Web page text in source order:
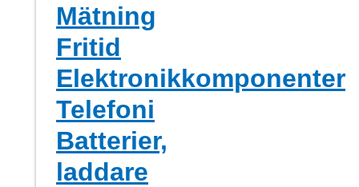
Mätning
Fritid
Elektronikkomponenter
Telefoni
Batterier,
laddare